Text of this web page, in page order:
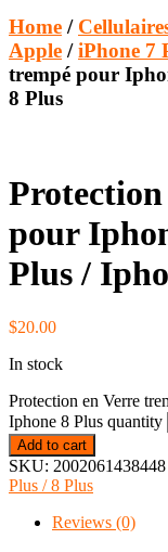
Home /
Apple /iPhone 7
trempé pour
8 Plus
pour
Plus /
$20.00
In stock
Protection en Verre
Iphone 8 Plus quantity
Add to cart
SKU: 2002061438448
Plus / 8 Plus
Reviews (0)